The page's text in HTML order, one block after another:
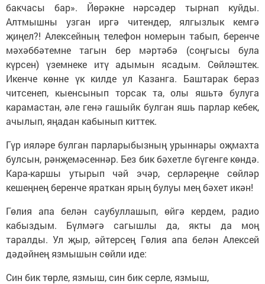
бакчасы бар». Йөрәкне нәрсәдер тырнап куйды.
Алтмышны узган иргә читендер, ялгызлык кемгә
җиңел?! Алексейның телефон номерын табып, беренче
мәхәббәтемне тагын бер мәртәбә (соңгысы була
күрсен) үземнеке итү адымын ясадым. Сөйләштек.
Икенче көнне үк килде ул Казанга. Баштарак бераз
читсенеп, кыенсынып торсак та, олы яшьтә булуга
карамастан, әле генә гашыйк булган яшь парлар кебек,
ачылып, яңадан кабынып киттек.
Гүр ияләре булган парларыбызның урыннары оҗмахта
булсын, рәнҗемәсеннәр. Без бик бәхетле бүгенге көндә.
Кара-каршы утырып чәй эчәр, серләреңне сөйләр
кешеңнең беренче яраткан ярың булуы мең бәхет икән!
Гөлия апа белән саубуллашып, өйгә кердем, радио
кабыздым. Бүлмәгә сагышлы да, якты да моң
таралды. Ул җыр, әйтерсең Гөлия апа белән Алексей
дәдәйнең язмышын сөйли иде:
Син бик төрле, язмыш, син бик серле, язмыш,